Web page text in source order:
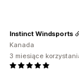
Instinct Windsports
Kanada
3 miesiące